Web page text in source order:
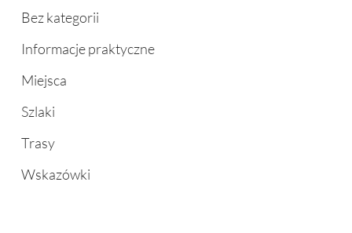
Bez kategorii
Informacje praktyczne
Miejsca
Szlaki
Trasy
Wskazówki